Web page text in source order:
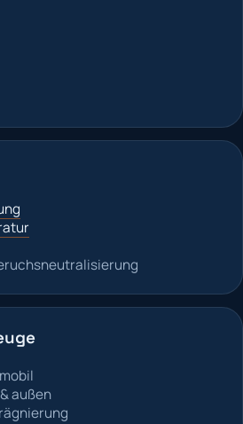
außen